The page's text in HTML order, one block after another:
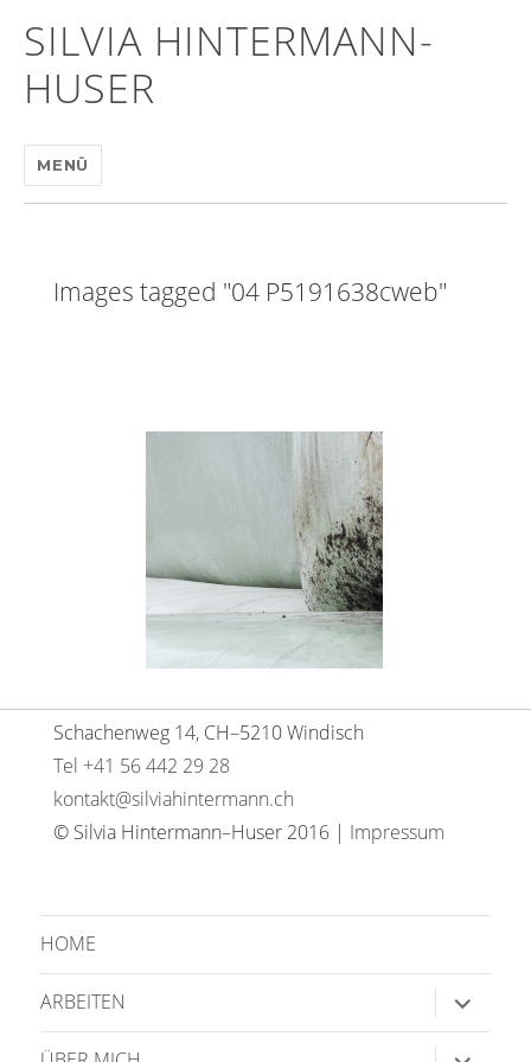
SILVIA HINTERMANN-
HUSER
MENÜ
Images tagged "04 P5191638cweb"
Schachenweg 14, CH–5210 Windisch
Tel +41 56 442 29 28
kontakt@silviahintermann.ch
© Silvia Hintermann–Huser 2016 | Impressum
HOME
ARBEITEN